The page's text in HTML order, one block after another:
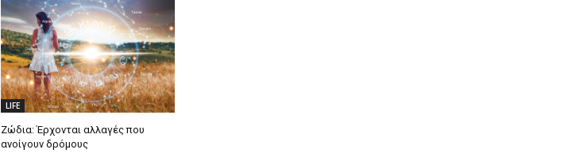
LIFE
Ζώδια: Έρχονται αλλαγές που
ανοίγουν δρόμους